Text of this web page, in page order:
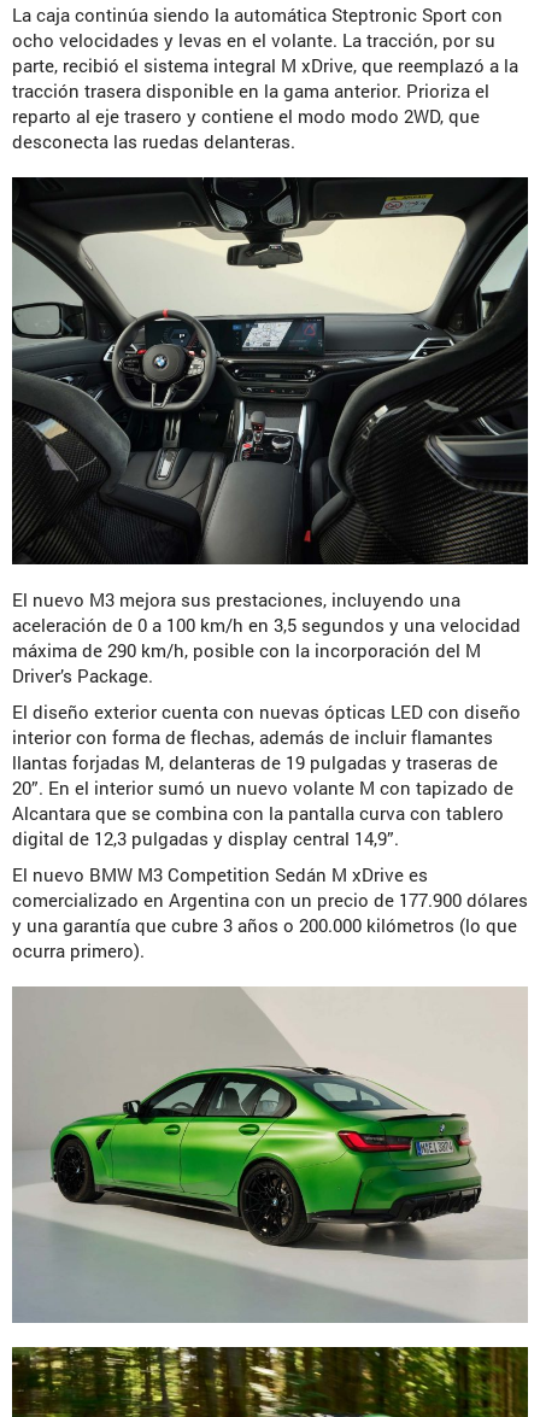
La caja continúa siendo la automática Steptronic Sport con
ocho velocidades y levas en el volante. La tracción, por su
parte, recibió el sistema integral M xDrive, que reemplazó a la
tracción trasera disponible en la gama anterior. Prioriza el
reparto al eje trasero y contiene el modo modo 2WD, que
desconecta las ruedas delanteras.
El nuevo M3 mejora sus prestaciones, incluyendo una
aceleración de 0 a 100 km/h en 3,5 segundos y una velocidad
máxima de 290 km/h, posible con la incorporación del M
Driver’s Package.
El diseño exterior cuenta con nuevas ópticas LED con diseño
interior con forma de flechas, además de incluir flamantes
llantas forjadas M, delanteras de 19 pulgadas y traseras de
20”. En el interior sumó un nuevo volante M con tapizado de
Alcantara que se combina con la pantalla curva con tablero
digital de 12,3 pulgadas y display central 14,9”.
El nuevo BMW M3 Competition Sedán M xDrive es
comercializado en Argentina con un precio de 177.900 dólares
y una garantía que cubre 3 años o 200.000 kilómetros (lo que
ocurra primero).